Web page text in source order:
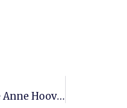
Parkimiskorralduse Muudatuste Teadaanne Anne Hoovis